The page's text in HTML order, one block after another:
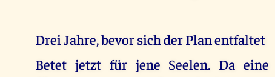
Drei Jahre, bevor sich der Plan entfaltet
Betet jetzt für jene Seelen. Da